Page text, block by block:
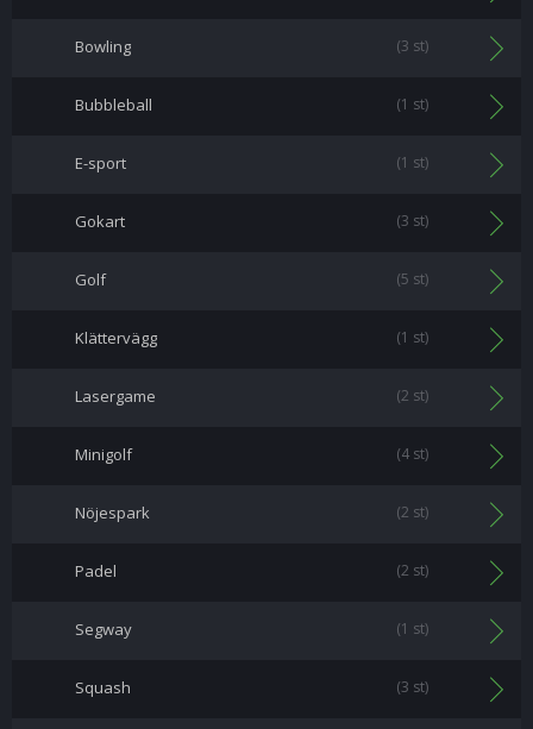
Bowling (3 st)
Bubbleball (1 st)
E-sport (1 st)
Gokart (3 st)
Golf (5 st)
Klättervägg (1 st)
Lasergame (2 st)
Minigolf (4 st)
Nöjespark (2 st)
Padel (2 st)
Segway (1 st)
Squash (3 st)